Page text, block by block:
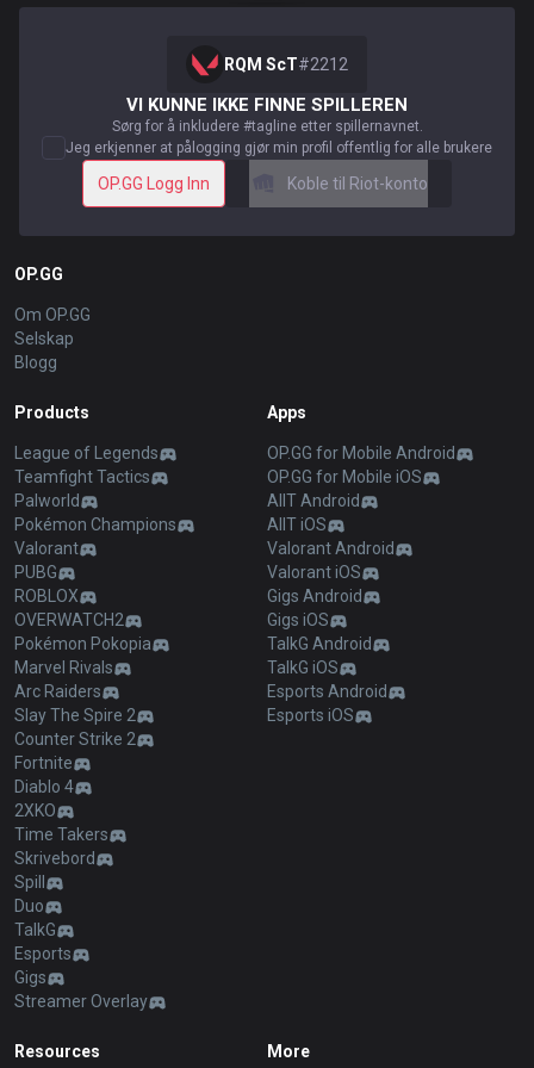
RQM ScT#2212
VI KUNNE IKKE FINNE SPILLEREN
Sørg for å inkludere #tagline etter spillernavnet.
Jeg erkjenner at pålogging gjør min profil offentlig for alle brukere
OP.GG Logg Inn Koble til Riot-konto
OP.GG
Om OP.GG
Selskap
Blogg
Products
League of Legends
Teamfight Tactics
Palworld
Pokémon Champions
Valorant
PUBG
ROBLOX
OVERWATCH2
Pokémon Pokopia
Marvel Rivals
Arc Raiders
Slay The Spire 2
Counter Strike 2
Fortnite
Diablo 4
2XKO
Time Takers
Skrivebord
Spill
Duo
TalkG
Esports
Gigs
Streamer Overlay
Apps
OP.GG for Mobile Android
OP.GG for Mobile iOS
AllT Android
AllT iOS
Valorant Android
Valorant iOS
Gigs Android
Gigs iOS
TalkG Android
TalkG iOS
Esports Android
Esports iOS
Resources More